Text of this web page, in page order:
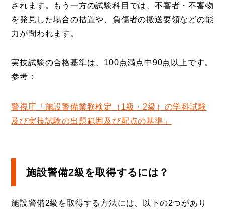
されます。もう一方の試験科目では、不審者・不審物
を発見した場合の措置や、負傷者の搬送要領などの能
力が問われます。
実技試験の合格基準は、100点満点中90点以上です。
参考：
警視庁「施設警備業務検定（1級・2級）の学科試験
及び実技試験の出題範囲及び配点の基準」
施設警備2級を取得するには？
施設警備2級を取得する方法には、以下の2つがあり